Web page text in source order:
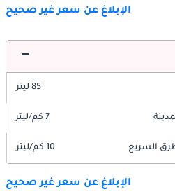
الإبلاغ عن سعر غير صحيح
85 ليتر
7 كم/ليتر
السريع 10 كم/ليتر
الإبلاغ عن سعر غير صحيح